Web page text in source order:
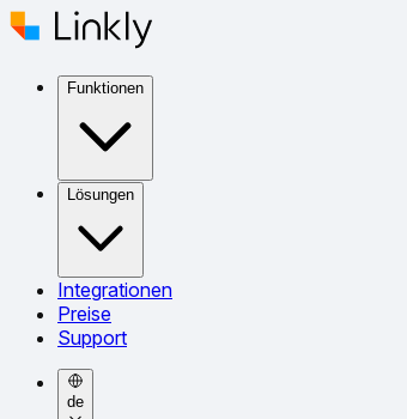
Funktionen
Lösungen
Integrationen
Preise
Support
de